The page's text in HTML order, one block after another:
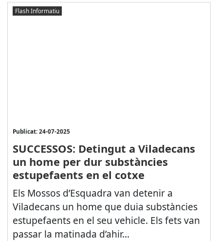
Flash Informatiu
Publicat: 24-07-2025
SUCCESSOS: Detingut a Viladecans
un home per dur substàncies
estupefaents en el cotxe
Els Mossos d’Esquadra van detenir a
Viladecans un home que duia substàncies
estupefaents en el seu vehicle. Els fets van
passar la matinada d’ahir...